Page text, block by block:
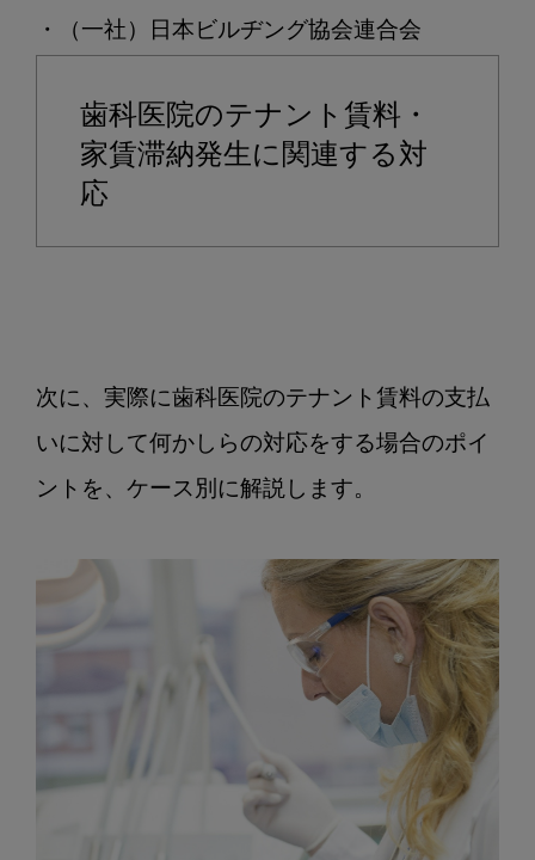
歯科医院のテナント賃料・
家賃滞納発生に関連する対
応
次に、実際に歯科医院のテナント賃料の支払
いに対して何かしらの対応をする場合のポイ
ントを、ケース別に解説します。